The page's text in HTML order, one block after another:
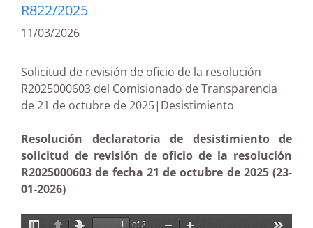
R822/2025
11/03/2026
Solicitud de revisión de oficio de la resolución
R2025000603 del Comisionado de Transparencia
de 21 de octubre de 2025|Desistimiento
Resolución declaratoria de desistimiento de
solicitud de revisión de oficio de la resolución
R2025000603 de fecha 21 de octubre de 2025 (23-
01-2026)